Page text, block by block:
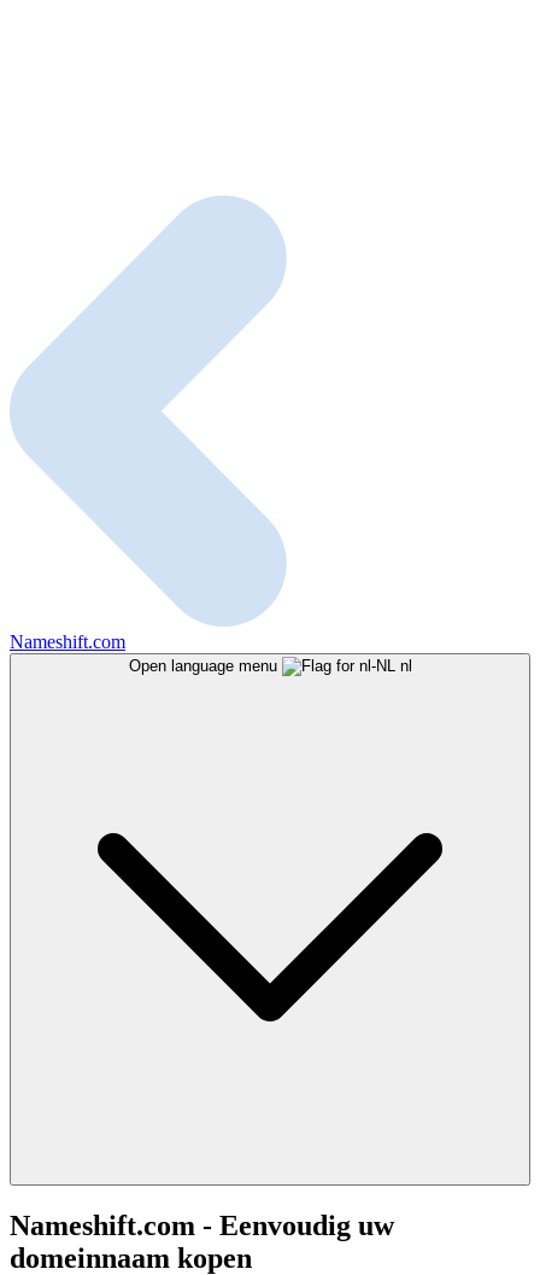
Nameshift.com
Open language menu nl
Nameshift.com - Eenvoudig uw
domeinnaam kopen